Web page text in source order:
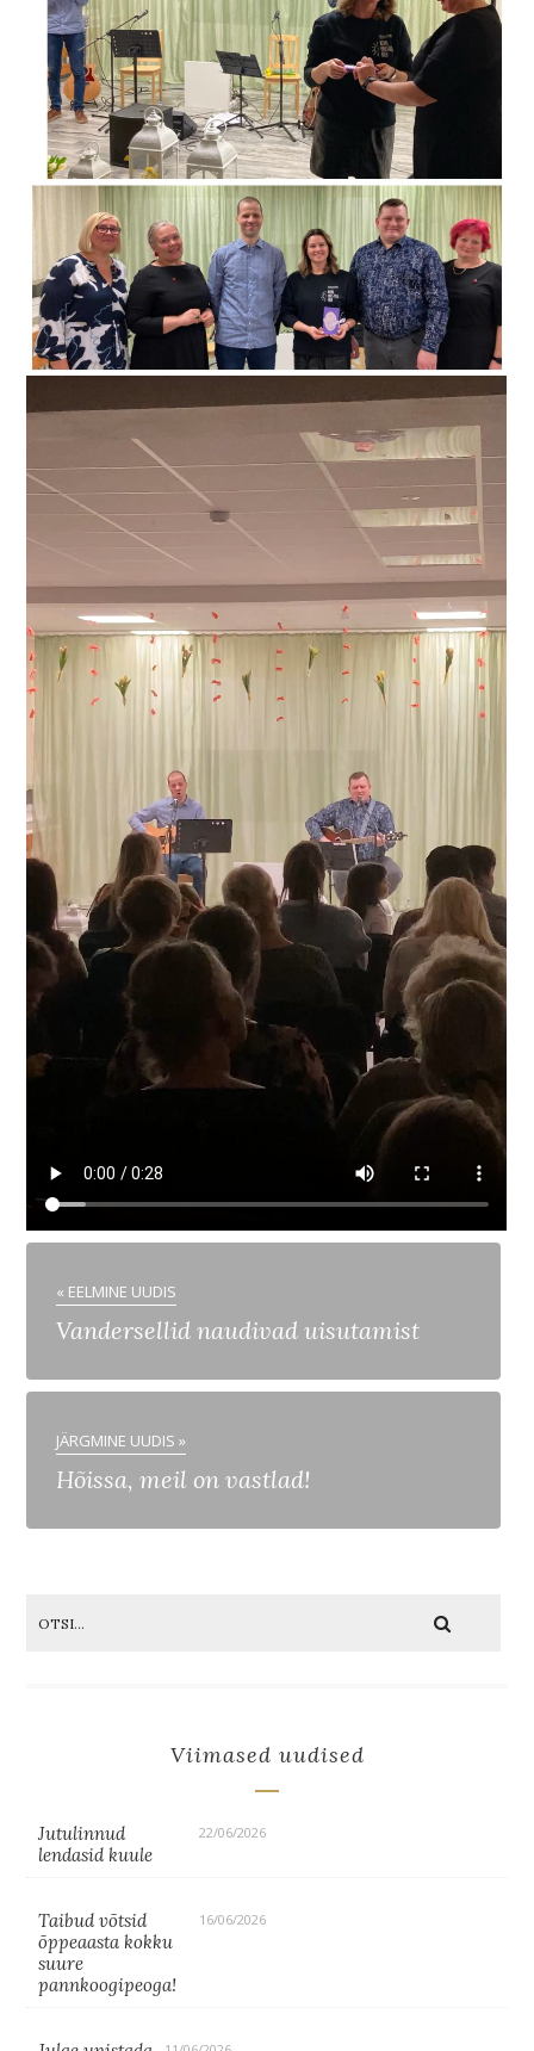
« EELMINE UUDIS
Vandersellid naudivad uisutamist
JÄRGMINE UUDIS »
Hõissa, meil on vastlad!
Viimased uudised
Jutulinnud
lendasid kuule
22/06/2026
Taibud võtsid
õppeaasta kokku
suure
pannkoogipeoga!
16/06/2026